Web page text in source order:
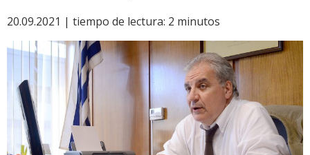
20.09.2021 | tiempo de lectura: 2 minutos